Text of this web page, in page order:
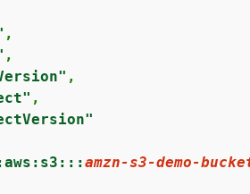
,
,
,
,
amzn-s3-demo-